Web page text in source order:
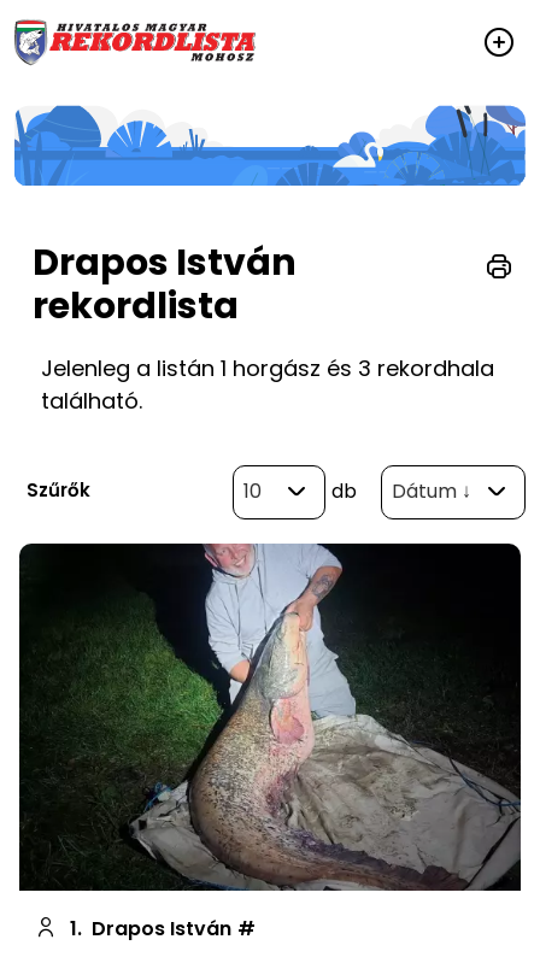
Drapos István
rekordlista
Jelenleg a listán 1 horgász és 3 rekordhala
található.
Szűrők 10 db Dátum ↓
1. Drapos István